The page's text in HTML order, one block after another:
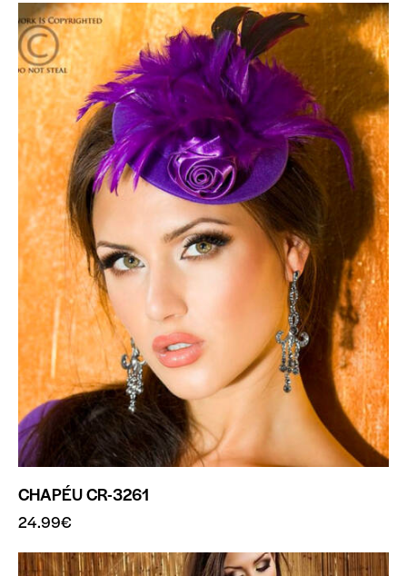
CHAPÉU CR-3261
24.99€